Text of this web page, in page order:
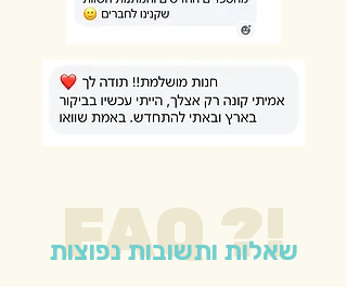
FAQ ?!
שאלות ותשובות נפוצות